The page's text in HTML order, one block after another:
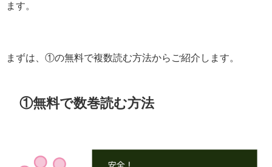
ます。
まずは、①の無料で複数読む方法からご紹介します。
①無料で数巻読む方法